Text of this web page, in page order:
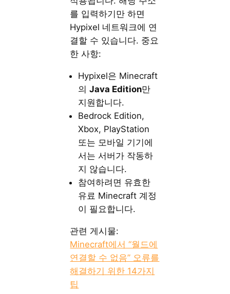
를 입력하기만 하면
Hypixel 네트워크에 연
결할 수 있습니다. 중요
한 사항:
Hypixel은 Minecraft
의Java Edition만
지원합니다.
Bedrock Edition,
Xbox, PlayStation
또는 모바일 기기에
서는 서버가 작동하
지 않습니다.
참여하려면 유효한
유료 Minecraft 계정
이 필요합니다.
관련 게시물:
Minecraft에서 “월드에
연결할 수 없음” 오류를
해결하기 위한 14가지
팁